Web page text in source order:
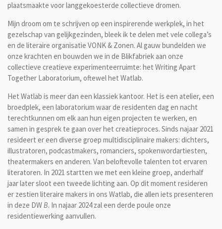
plaatsmaakte voor langgekoesterde collectieve dromen.
Mijn droom om te schrijven op een inspirerende werkplek, in het
gezelschap van gelijkgezinden, bleek ik te delen met vele collega’s
en de literaire organisatie VONK & Zonen. Al gauw bundelden we
onze krachten en bouwden we in de Blikfabriek aan onze
collectieve creatieve experimenteerruimte: het Writing Apart
Together Laboratorium, oftewel het Watlab.
Het Watlab is meer dan een klassiek kantoor. Het is een atelier, een
broedplek, een laboratorium waar de residenten dag en nacht
terechtkunnen om elk aan hun eigen projecten te werken, en
samen in gesprek te gaan over het creatieproces. Sinds najaar 2021
resideert er een diverse groep multidisciplinaire makers: dichters,
illustratoren, podcastmakers, romanciers, spokenwordartiesten,
theatermakers en anderen. Van beloftevolle talenten tot ervaren
literatoren. In 2021 startten we met een kleine groep, anderhalf
jaar later sloot een tweede lichting aan. Op dit moment resideren
er zestien literaire makers in ons Watlab, die allen iets presenteren
in deze DWB. In najaar 2024 zal een derde poule onze
residentiewerking aanvullen.